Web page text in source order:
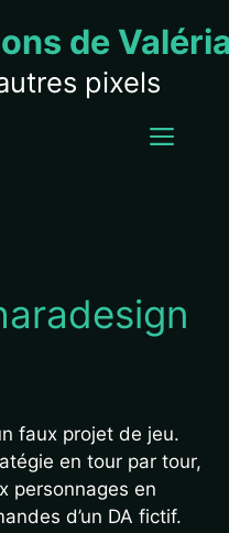
de
pixels
faux projet de jeu.
en tour par tour,
personnages en
d’un DA fictif.